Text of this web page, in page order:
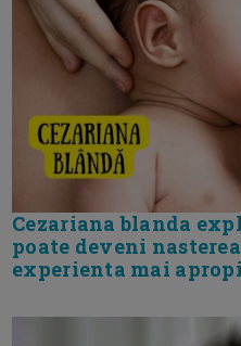
Cezariana blanda
poate deveni
experienta mai